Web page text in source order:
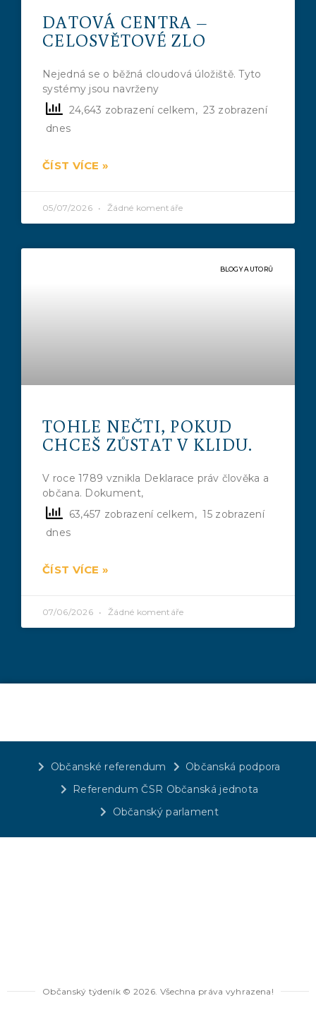
DATOVÁ CENTRA –
CELOSVĚTOVÉ ZLO
Nejedná se o běžná cloudová úložiště. Tyto
systémy jsou navrženy
24,643 zobrazení celkem, 23 zobrazení
dnes
ČÍST VÍCE »
05/07/2026 Žádné komentáře
BLOGY AUTORŮ
TOHLE NEČTI, POKUD
CHCEŠ ZŮSTAT V KLIDU.
V roce 1789 vznikla Deklarace práv člověka a
občana. Dokument,
63,457 zobrazení celkem, 15 zobrazení
dnes
ČÍST VÍCE »
07/06/2026 Žádné komentáře
Občanské referendum
Občanská podpora
Referendum ČSR Občanská jednota
Občanský parlament
Občanský týdeník © 2026. Všechna práva vyhrazena!